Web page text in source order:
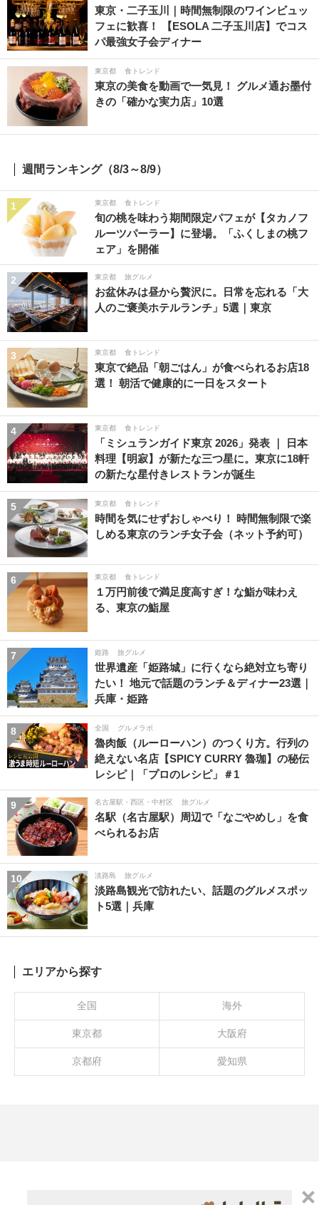
東京・二子玉川｜時間無制限のワインビュッ
フェに歓喜！ 【ESOLA 二子玉川店】でコス
パ最強女子会ディナー
東京都 食トレンド
東京の美食を動画で一気見！ グルメ通お墨付
きの「確かな実力店」10選
週間ランキング（8/3～8/9）
1 東京都 食トレンド
旬の桃を味わう期間限定パフェが【タカノフ
ルーツパーラー】に登場。「ふくしまの桃フ
ェア」を開催
2 東京都 旅グルメ
お盆休みは昼から贅沢に。日常を忘れる「大
人のご褒美ホテルランチ」5選｜東京
3 東京都 食トレンド
東京で絶品「朝ごはん」が食べられるお店18
選！ 朝活で健康的に一日をスタート
4 東京都 食トレンド
「ミシュランガイド東京 2026」発表 ｜ 日本
料理【明寂】が新たな三つ星に。東京に18軒
の新たな星付きレストランが誕生
5 東京都 食トレンド
時間を気にせずおしゃべり！ 時間無制限で楽
しめる東京のランチ女子会（ネット予約可）
6 東京都 食トレンド
１万円前後で満足度高すぎ！な鮨が味わえ
る、東京の鮨屋
7 姫路 旅グルメ
世界遺産「姫路城」に行くなら絶対立ち寄り
たい！ 地元で話題のランチ＆ディナー23選｜
兵庫・姫路
8 全国 グルメラボ
魯肉飯（ルーローハン）のつくり方。行列の
絶えない名店【SPICY CURRY 魯珈】の秘伝
レシピ｜「プロのレシピ」＃1
9 名古屋駅・西区・中村区 旅グルメ
名駅（名古屋駅）周辺で「なごやめし」を食
べられるお店
10 淡路島 旅グルメ
淡路島観光で訪れたい、話題のグルメスポッ
ト5選｜兵庫
エリアから探す
全国 海外
東京都 大阪府
京都府 愛知県